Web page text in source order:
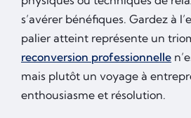
s’avérer bénéfiques. Gardez à
palier atteint représente un
reconversion professionnelle
mais plutôt un voyage à
enthousiasme et résolution.